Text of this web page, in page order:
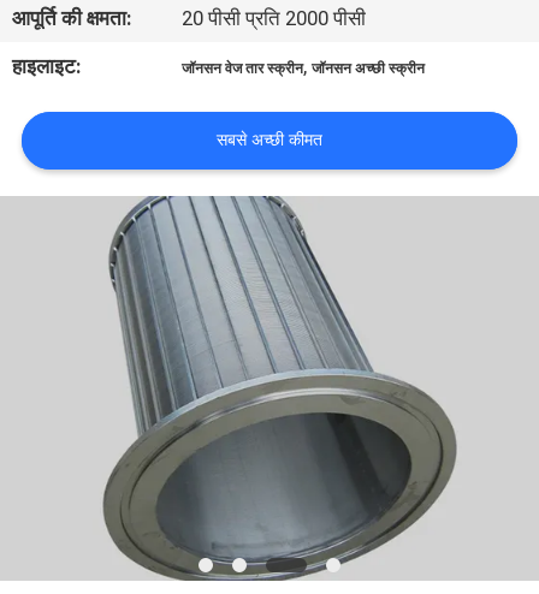
हमसे
संपर्क
करें
समाचार
PRIVACY
POLICY
आपूर्ति की क्षमता:
20 पीसी प्रति 2000 पीसी
हाइलाइट:
जॉनसन वेज तार स्क्रीन,जॉनसन अच्छी स्क्रीन
सबसे अच्छी कीमत